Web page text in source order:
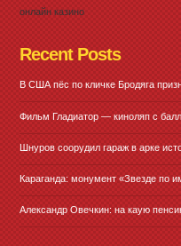
онлайн казино
Recent Posts
В США пёс по кличке Бродяга
Фильм Гладиатор — киноляп с
Шнуров соорудил гараж в арке
Караганда: монумент «Звезде по
Александр Овечкин: на каую